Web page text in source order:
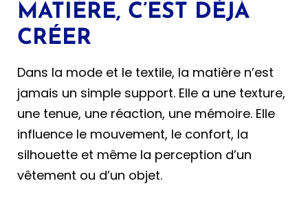
MATIÈRE, C’EST DÉJÀ
CRÉER
Dans la mode et le textile, la matière n’est
jamais un simple support. Elle a une texture,
une tenue, une réaction, une mémoire. Elle
influence le mouvement, le confort, la
silhouette et même la perception d’un
vêtement ou d’un objet.